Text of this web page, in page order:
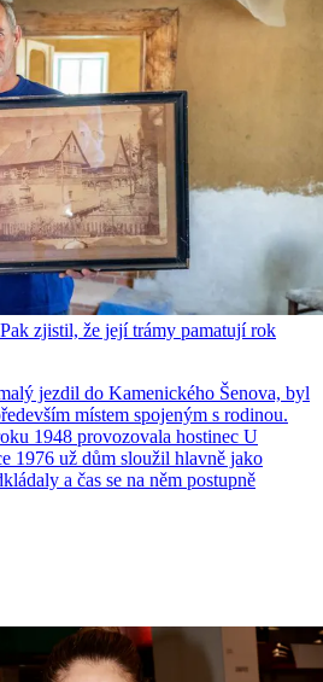
zjistil, že její trámy pamatují rok
jezdil do Kamenického Šenova, byl
místem spojeným s rodinou.
1948 provozovala hostinec U
1976 už dům sloužil hlavně jako
a čas se na něm postupně